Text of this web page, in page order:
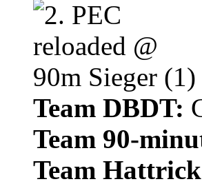
Team DBDT:
Team 90-
Team